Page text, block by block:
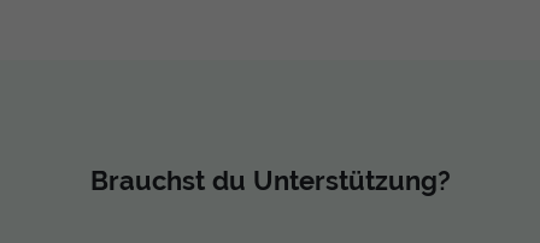
Brauchst du Unterstützung?